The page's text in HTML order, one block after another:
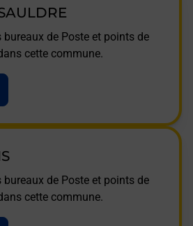
bureaux de Poste et points de
cette commune.
bureaux de Poste et points de
cette commune.